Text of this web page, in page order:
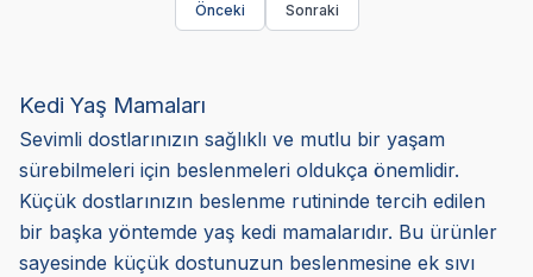
Önceki Sonraki
Kedi Yaş Mamaları
Sevimli dostlarınızın sağlıklı ve mutlu bir yaşam
sürebilmeleri için beslenmeleri oldukça önemlidir.
Küçük dostlarınızın beslenme rutininde tercih edilen
bir başka yöntemde yaş kedi mamalarıdır. Bu ürünler
sayesinde küçük dostunuzun beslenmesine ek sıvı